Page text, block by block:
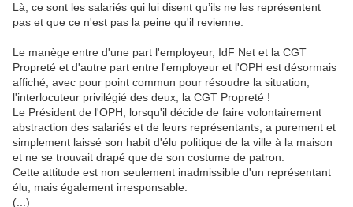
Là, ce sont les salariés qui lui disent qu’ils ne les représentent
pas et que ce n'est pas la peine qu'il revienne.
Le manège entre d'une part l'employeur, IdF Net et la CGT
Propreté et d'autre part entre l'employeur et l'OPH est désormais
affiché, avec pour point commun pour résoudre la situation,
l'interlocuteur privilégié des deux, la CGT Propreté !
Le Président de l'OPH, lorsqu'il décide de faire volontairement
abstraction des salariés et de leurs représentants, a purement et
simplement laissé son habit d'élu politique de la ville à la maison
et ne se trouvait drapé que de son costume de patron.
Cette attitude est non seulement inadmissible d'un représentant
élu, mais également irresponsable.
(...)